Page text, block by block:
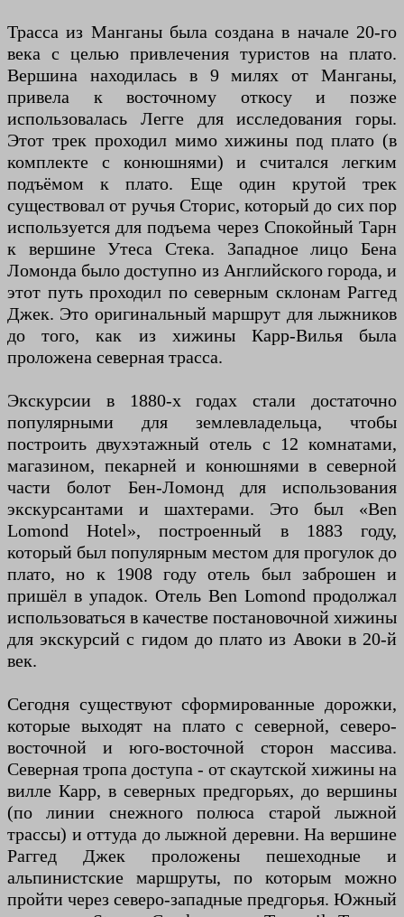
Трасса из Манганы была создана в начале 20-го
века с целью привлечения туристов на плато.
Вершина находилась в 9 милях от Манганы,
привела к восточному откосу и позже
использовалась Легге для исследования горы.
Этот трек проходил мимо хижины под плато (в
комплекте с конюшнями) и считался легким
подъёмом к плато. Еще один крутой трек
существовал от ручья Сторис, который до сих пор
используется для подъема через Спокойный Тарн
к вершине Утеса Стека. Западное лицо Бена
Ломонда было доступно из Английского города, и
этот путь проходил по северным склонам Раггед
Джек. Это оригинальный маршрут для лыжников
до того, как из хижины Карр-Вилья была
проложена северная трасса.
Экскурсии в 1880-х годах стали достаточно
популярными для землевладельца, чтобы
построить двухэтажный отель с 12 комнатами,
магазином, пекарней и конюшнями в северной
части болот Бен-Ломонд для использования
экскурсантами и шахтерами. Это был «Ben
Lomond Hotel», построенный в 1883 году,
который был популярным местом для прогулок до
плато, но к 1908 году отель был заброшен и
пришёл в упадок. Отель Ben Lomond продолжал
использоваться в качестве постановочной хижины
для экскурсий с гидом до плато из Авоки в 20-й
век.
Сегодня существуют сформированные дорожки,
которые выходят на плато с северной, северо-
восточной и юго-восточной сторон массива.
Северная тропа доступа - от скаутской хижины на
вилле Карр, в северных предгорьях, до вершины
(по линии снежного полюса старой лыжной
трассы) и оттуда до лыжной деревни. На вершине
Раггед Джек проложены пешеходные и
альпинистские маршруты, по которым можно
пройти через северо-западные предгорья. Южный